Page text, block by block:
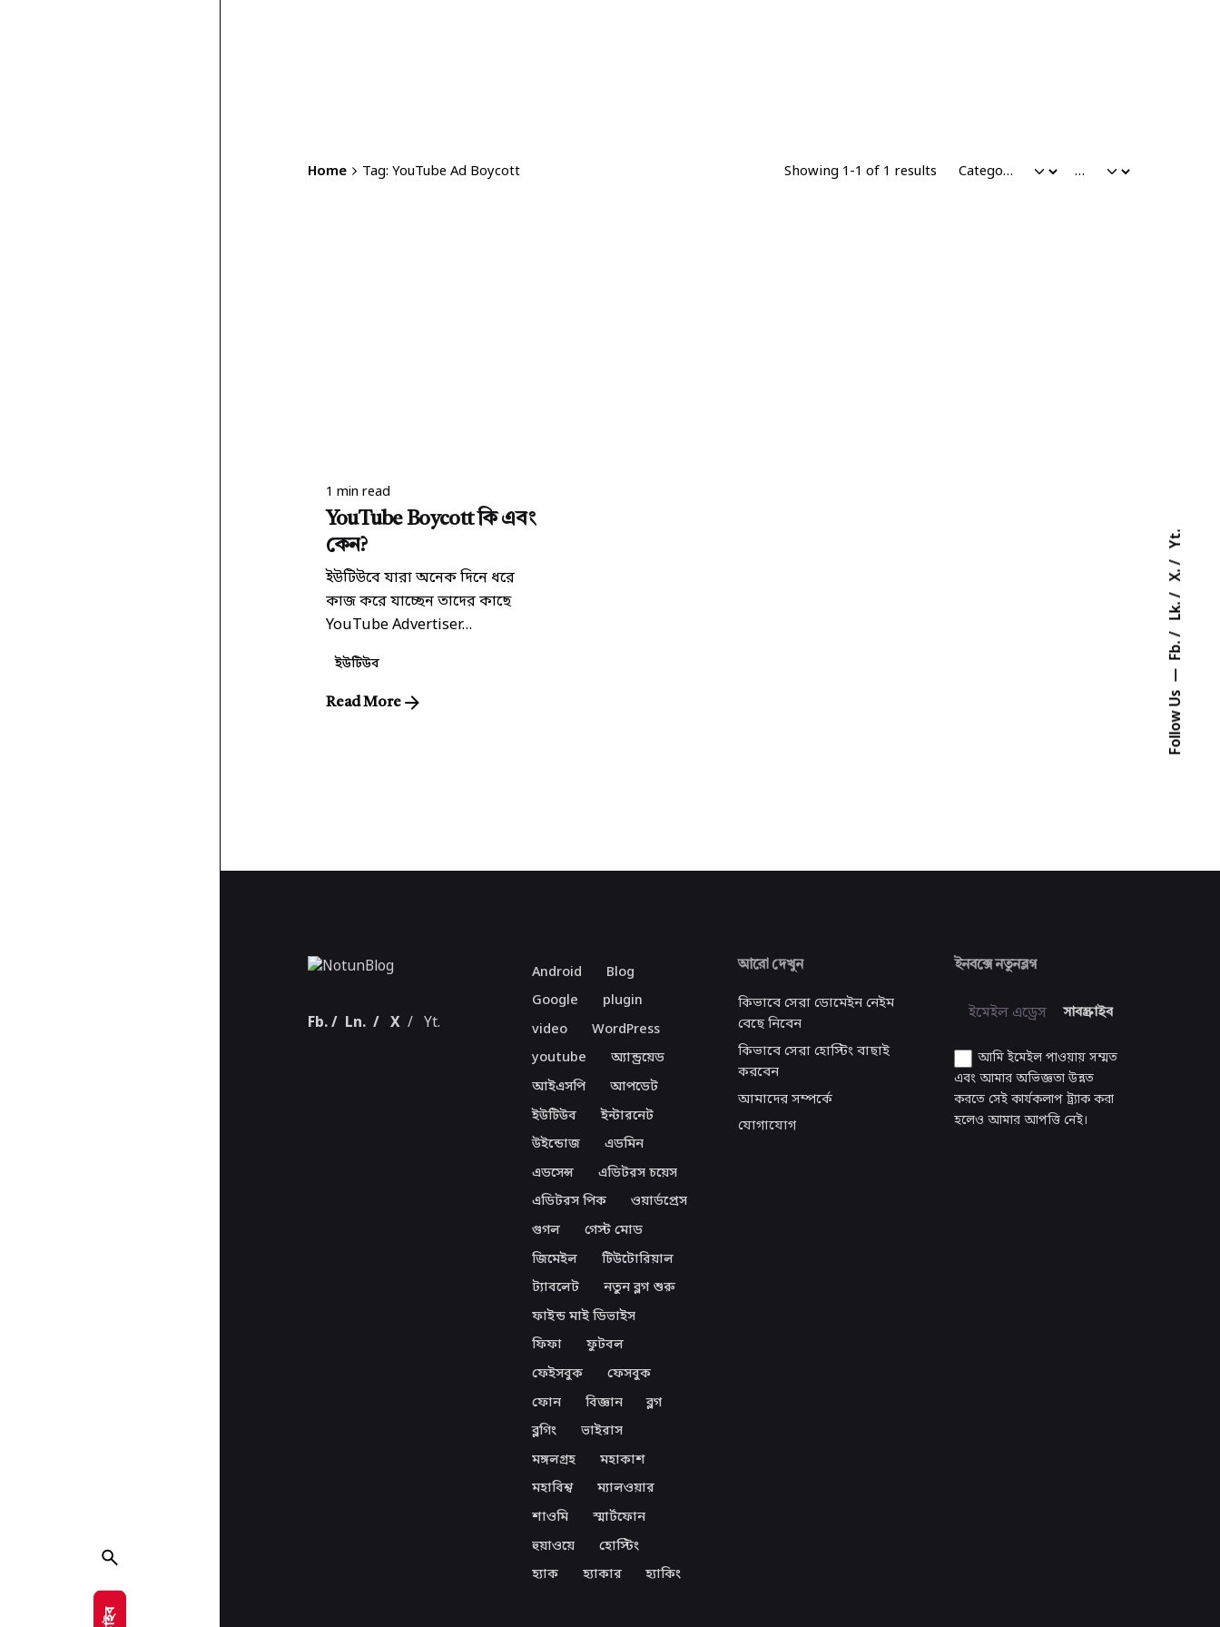
Follow Us
Fb.
Lk.
X.
Yt.
Home Tag: YouTube Ad Boycott Showing 1-1 of 1 results
1 min read
YouTube Boycott কি এবং
কেন?
ইউটিউবে যারা অনেক দিনে ধরে
কাজ করে যাচ্ছেন তাদের কাছে
YouTube Advertiser...
ইউটিউব
Read More
Fb./ Ln./ X/ Yt.
Android
Blog
Google
plugin
video
WordPress
youtube
অ্যান্ড্রয়েড
আইএসপি
আপডেট
ইউটিউব
ইন্টারনেট
উইন্ডোজ
এডমিন
এডসেন্স
এডিটরস চয়েস
এডিটরস পিক
ওয়ার্ডপ্রেস
গুগল
গেস্ট মোড
জিমেইল
টিউটোরিয়াল
ট্যাবলেট
নতুন ব্লগ শুরু
ফাইন্ড মাই ডিভাইস
ফিফা
ফুটবল
ফেইসবুক
ফেসবুক
ফোন
বিজ্ঞান
ব্লগ
ব্লগিং
ভাইরাস
মঙ্গলগ্রহ
মহাকাশ
মহাবিশ্ব
ম্যালওয়ার
শাওমি
স্মার্টফোন
হুয়াওয়ে
হোস্টিং
হ্যাক
হ্যাকার হ্যাকিং
আরো দেখুন
কিভাবে সেরা ডোমেইন নেইম
বেছে নিবেন
কিভাবে সেরা হোস্টিং বাছাই
করবেন
আমাদের সম্পর্কে
যোগাযোগ
ইনবক্সে নতুনব্লগ
আমি ইমেইল পাওয়ায় সম্মত
এবং আমার অভিজ্ঞতা উন্নত
করতে সেই কার্যকলাপ ট্র্যাক করা
হলেও আমার আপত্তি নেই।